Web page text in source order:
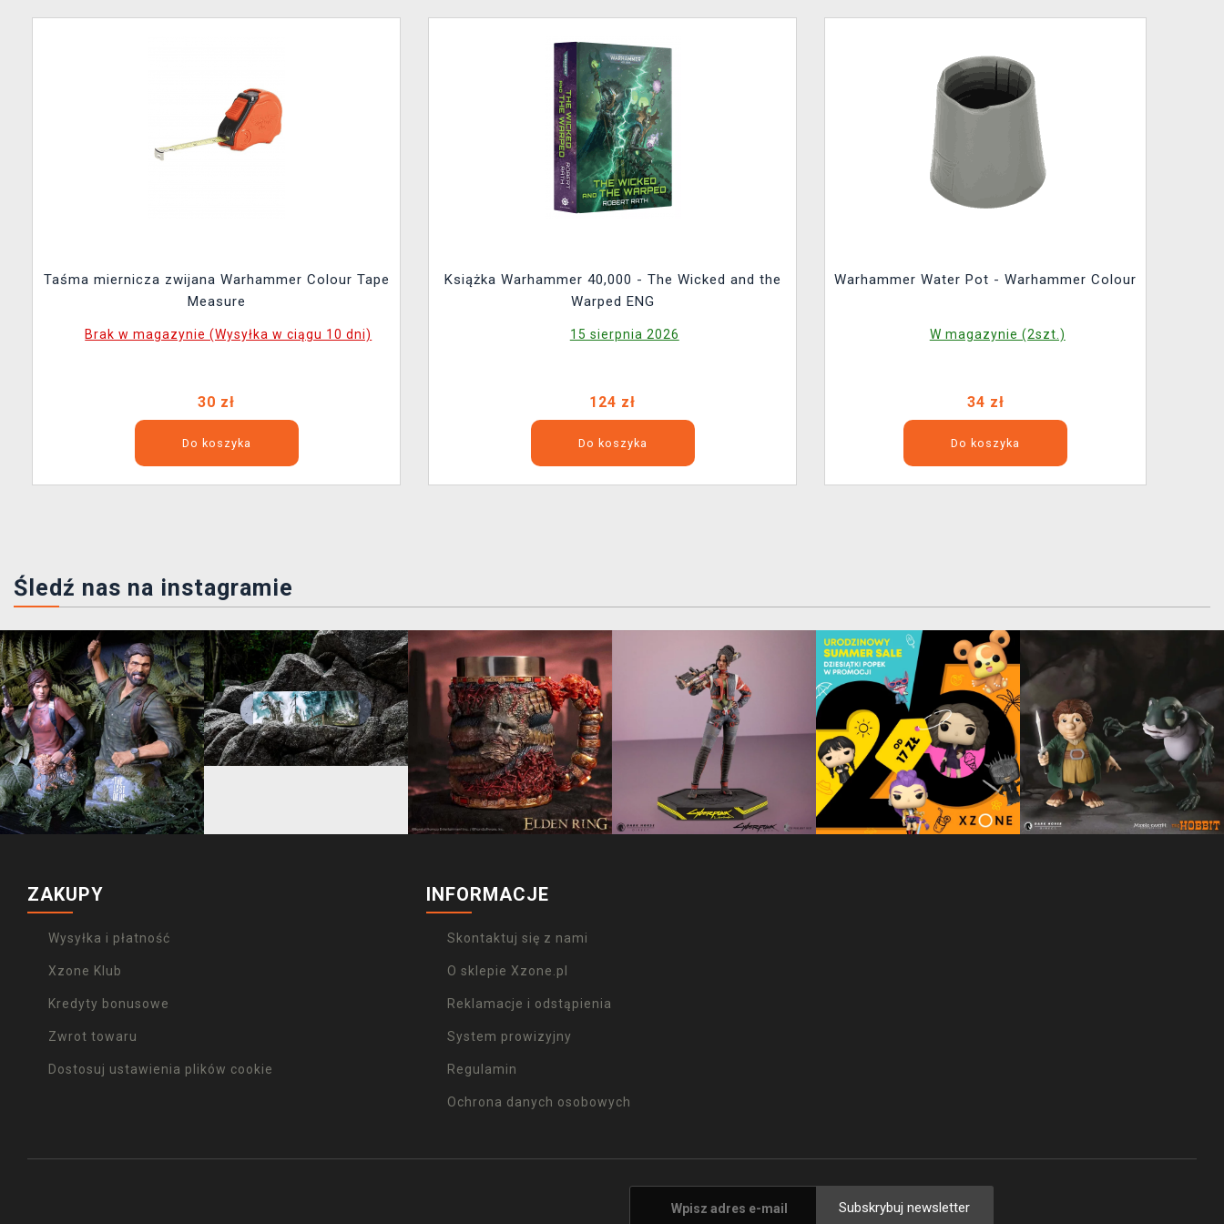
Taśma miernicza zwijana Warhammer Colour Tape
Measure
Brak w magazynie (Wysyłka w ciągu 10 dni)
30 zł
Do koszyka
Książka Warhammer 40,000 - The Wicked and the
Warped ENG
15 sierpnia 2026
124 zł
Do koszyka
Warhammer Water Pot - Warhammer Colour
W magazynie (2szt.)
34 zł
Do koszyka
Śledź nas na instagramie
ZAKUPY
Wysyłka i płatność
Xzone Klub
Kredyty bonusowe
Zwrot towaru
Dostosuj ustawienia plików cookie
INFORMACJE
Skontaktuj się z nami
O sklepie Xzone.pl
Reklamacje i odstąpienia
System prowizyjny
Regulamin
Ochrona danych osobowych
Subskrybuj newsletter